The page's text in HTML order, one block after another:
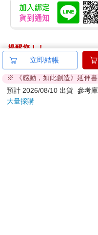
提醒您！！
金石堂及銀行均不會請您
ATM提款機，請不要聽從指
退換貨須知：
**提醒您，鑑賞期不等於試
立即結帳
※ 《感動，如此創造》延伸
預計 2026/08/10 出貨 參考
大量採購